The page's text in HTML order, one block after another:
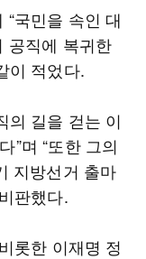
국민을 속인 대
공직에 복귀한
이 적었다.
의 길을 걷는 이
”며 “또한 그의
지방선거 출마
판했다.
롯한 이재명 정